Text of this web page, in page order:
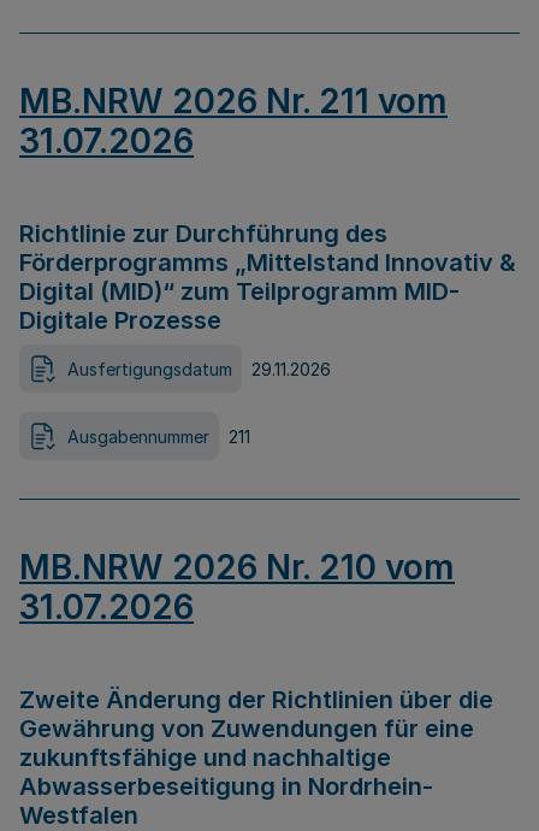
MB.NRW 2026 Nr. 211 vom
31.07.2026
Richtlinie zur Durchführung des
Förderprogramms „Mittelstand Innovativ &
Digital (MID)“ zum Teilprogramm MID-
Digitale Prozesse
Ausfertigungsdatum 29.11.2026
Ausgabennummer 211
MB.NRW 2026 Nr. 210 vom
31.07.2026
Zweite Änderung der Richtlinien über die
Gewährung von Zuwendungen für eine
zukunftsfähige und nachhaltige
Abwasserbeseitigung in Nordrhein-
Westfalen